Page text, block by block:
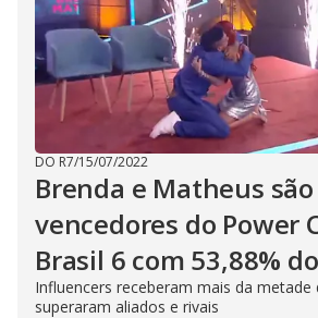
DO R7/15/07/2022
Brenda e Matheus
vencedores do Power
Brasil 6 com 53,88%
Influencers receberam mais da metade
superaram aliados e rivais